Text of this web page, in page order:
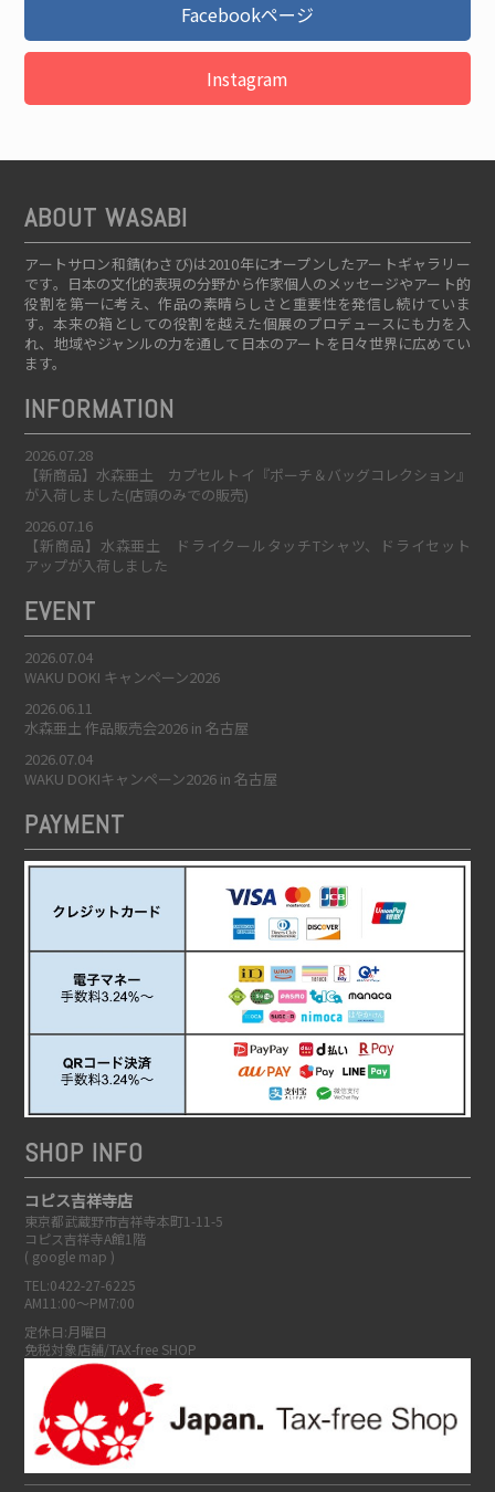
Facebookページ
Instagram
ABOUT WASABI
アートサロン和錆(わさび)は2010年にオープンしたアートギャラリー
です。日本の文化的表現の分野から作家個人のメッセージやアート的
役割を第一に考え、作品の素晴らしさと重要性を発信し続けていま
す。本来の箱としての役割を越えた個展のプロデュースにも力を入
れ、地域やジャンルの力を通して日本のアートを日々世界に広めてい
ます。
INFORMATION
2026.07.28
【新商品】水森亜土 カプセルトイ『ポーチ＆バッグコレクション』
が入荷しました(店頭のみでの販売)
2026.07.16
【新商品】水森亜土 ドライクールタッチTシャツ、ドライセット
アップが入荷しました
EVENT
2026.07.04
WAKU DOKI キャンペーン2026
2026.06.11
水森亜土 作品販売会2026 in 名古屋
2026.07.04
WAKU DOKIキャンペーン2026 in 名古屋
PAYMENT
SHOP INFO
コピス吉祥寺店
東京都武蔵野市吉祥寺本町1-11-5
コピス吉祥寺A館1階
( google map )
TEL:0422-27-6225
AM11:00～PM7:00
定休日:月曜日
免税対象店舗/TAX-free SHOP